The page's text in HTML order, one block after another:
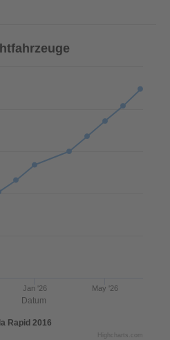
Datum
Rapid 2016
Jan '26 May '26
Highcharts.com